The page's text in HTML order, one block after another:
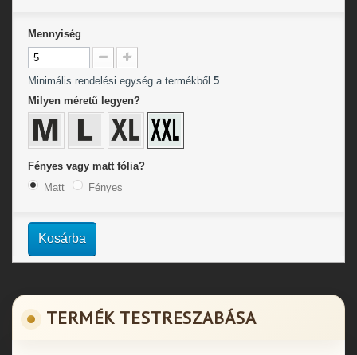
Mennyiség
Minimális rendelési egység a termékből 5
Milyen méretű legyen?
Fényes vagy matt fólia?
Matt
Fényes
Kosárba
TERMÉK TESTRESZABÁSA